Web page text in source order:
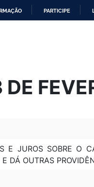
PARTICIPE
E JUROS SOBRE O
DÁ OUTRAS